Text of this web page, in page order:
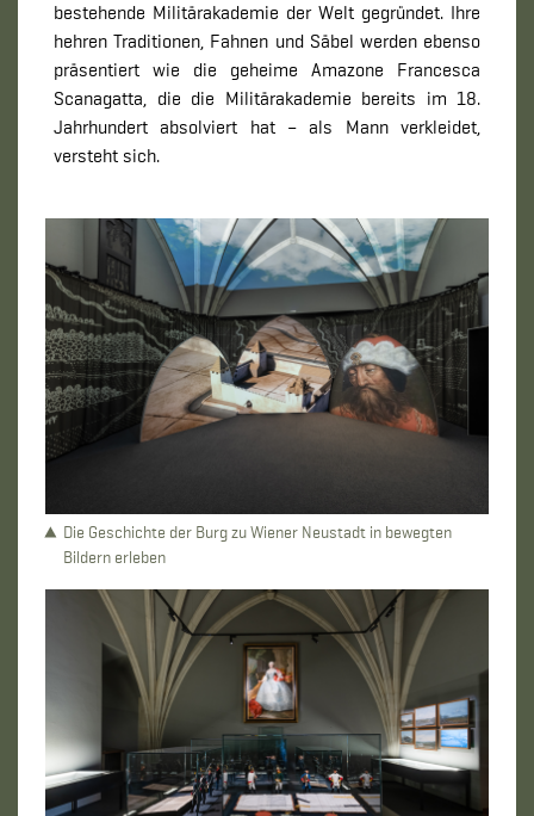
bestehende Militärakademie der Welt gegründet. Ihre
hehren Traditionen, Fahnen und Säbel werden ebenso
präsentiert wie die geheime Amazone Francesca
Scanagatta, die die Militärakademie bereits im 18.
Jahrhundert absolviert hat – als Mann verkleidet,
versteht sich.
Die Geschichte der Burg zu Wiener Neustadt in bewegten
Bildern erleben